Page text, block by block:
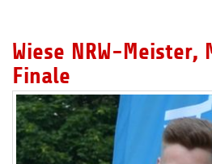
Wiese NRW-Meister,
Finale